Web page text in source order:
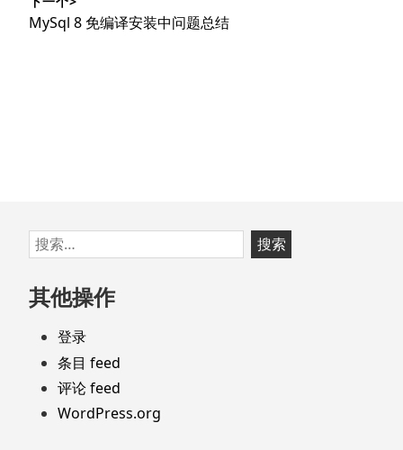
航
文
章：
下
MySql 8 免编译安装中问题总结
跳
至
页
脚
搜
索：
其他操作
登录
条目 feed
评论 feed
WordPress.org